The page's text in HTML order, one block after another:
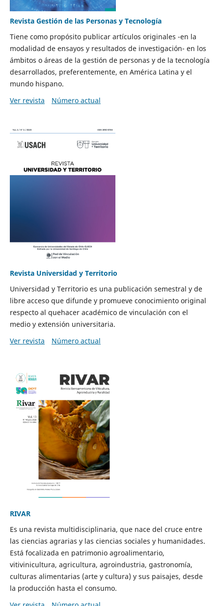
Revista Gestión de las Personas y Tecnología
Tiene como propósito publicar artículos originales -en la
modalidad de ensayos y resultados de investigación- en los
ámbitos o áreas de la gestión de personas y de la tecnología
desarrollados, preferentemente, en América Latina y el
mundo hispano.
Ver revista
Número actual
Revista Universidad y Territorio
Universidad y Territorio es una publicación semestral y de
libre acceso que difunde y promueve conocimiento original
respecto al quehacer académico de vinculación con el
medio y extensión universitaria.
Ver revista
Número actual
RIVAR
Es una revista multidisciplinaria, que nace del cruce entre
las ciencias agrarias y las ciencias sociales y humanidades.
Está focalizada en patrimonio agroalimentario,
vitivinicultura, agricultura, agroindustria, gastronomía,
culturas alimentarias (arte y cultura) y sus paisajes, desde
la producción hasta el consumo.